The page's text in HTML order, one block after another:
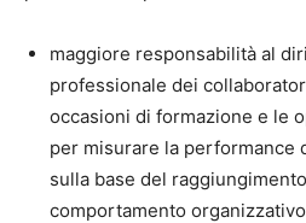
maggiore responsabilità al
professionale dei
occasioni di formazione e le
per misurare la performance
sulla base del
comportamento